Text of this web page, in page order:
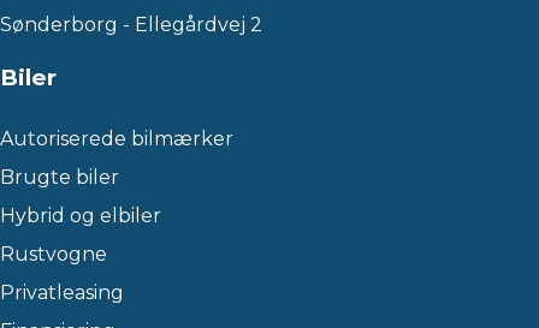
Sønderborg - Ellegårdvej 2
Biler
Autoriserede bilmærker
Brugte biler
Hybrid og elbiler
Rustvogne
Privatleasing